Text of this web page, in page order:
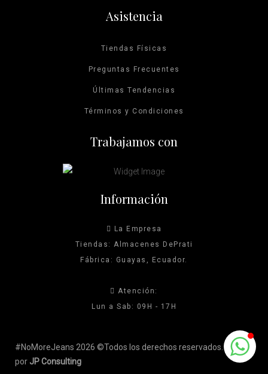
Asistencia
Tiendas Físicas
Preguntas Frecuentes
Últimas Tendencias
Términos y Condiciones
Trabajamos con
Información
La Empresa
Tiendas: Almacenes DePrati
Fábrica: Guayas, Ecuador.
Atención:
Lun a Sab: 09H - 17H
#NoMoreJeans 2026 ©Todos los derechos reservados. Hecho
por JP Consulting